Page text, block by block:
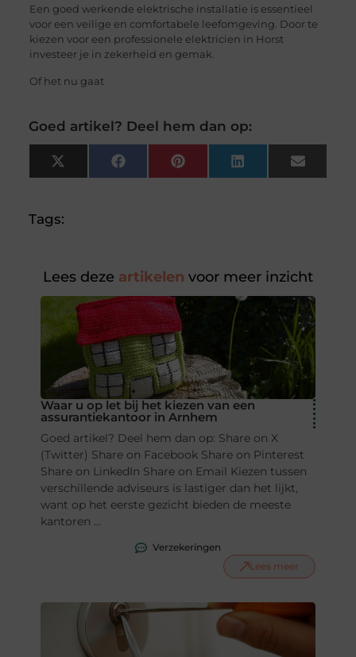
Een goed werkende elektrische installatie is essentieel
voor een veilige en comfortabele leefomgeving. Door te
kiezen voor een professionele elektricien in Horst
investeer je in zekerheid en gemak.
Of het nu gaat
Goed artikel? Deel hem dan op:
X
(Twitter)
FacebookPinterest LinkedIn Email
Tags:
Lees deze artikelen voor meer inzicht
Waar u op let bij het kiezen van een
assurantiekantoor in Arnhem
Goed artikel? Deel hem dan op: Share on X
(Twitter) Share on Facebook Share on Pinterest
Share on LinkedIn Share on Email Kiezen tussen
verschillende adviseurs is lastiger dan het lijkt,
want op het eerste gezicht bieden de meeste
kantoren ...
Verzekeringen
Lees meer